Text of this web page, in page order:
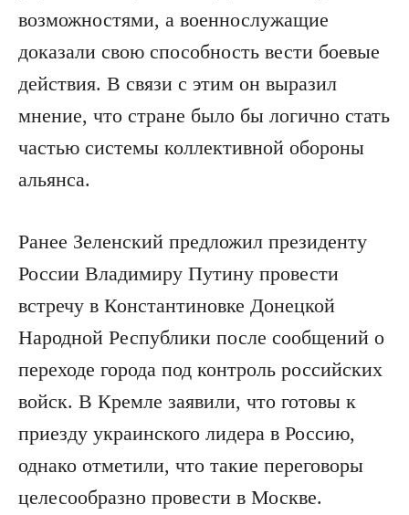
возможностями, а военнослужащие
доказали свою способность вести боевые
действия. В связи с этим он выразил
мнение, что стране было бы логично стать
частью системы коллективной обороны
альянса.
Ранее Зеленский предложил президенту
России Владимиру Путину провести
встречу в Константиновке Донецкой
Народной Республики после сообщений о
переходе города под контроль российских
войск. В Кремле заявили, что готовы к
приезду украинского лидера в Россию,
однако отметили, что такие переговоры
целесообразно провести в Москве.